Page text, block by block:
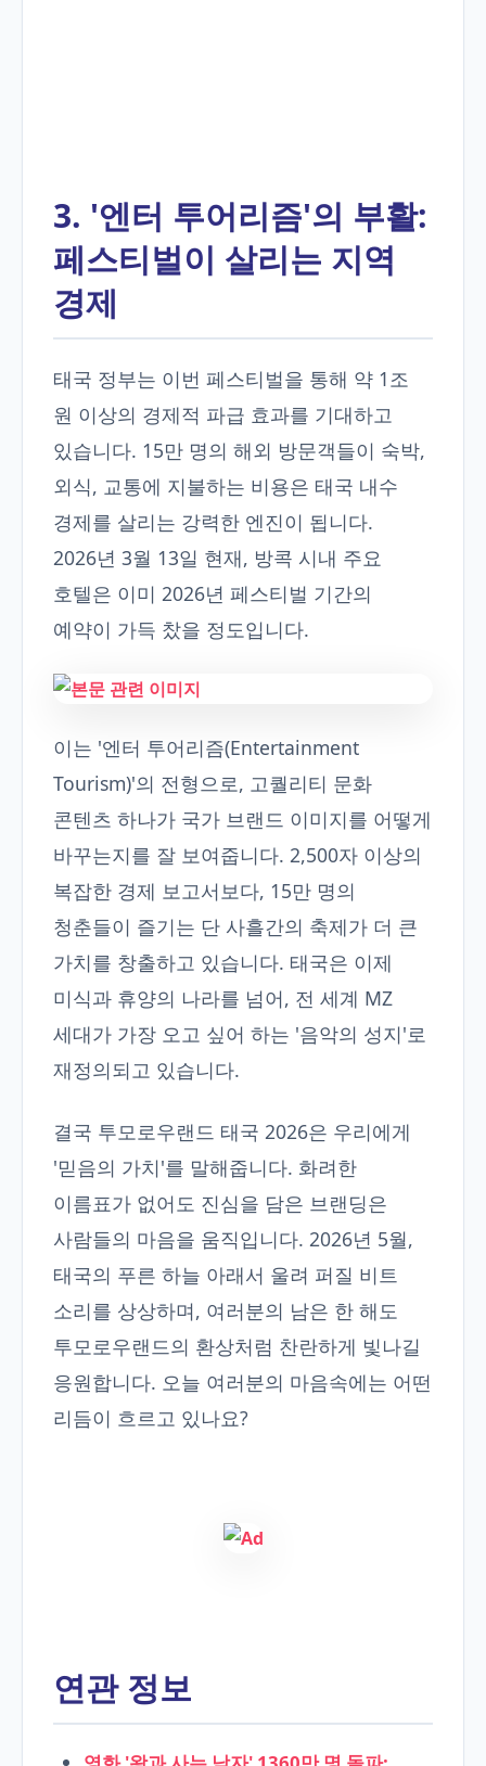
3. '엔터 투어리즘'의 부활:
페스티벌이 살리는 지역
경제
태국 정부는 이번 페스티벌을 통해 약 1조
원 이상의 경제적 파급 효과를 기대하고
있습니다. 15만 명의 해외 방문객들이 숙박,
외식, 교통에 지불하는 비용은 태국 내수
경제를 살리는 강력한 엔진이 됩니다.
2026년 3월 13일 현재, 방콕 시내 주요
호텔은 이미 2026년 페스티벌 기간의
예약이 가득 찼을 정도입니다.
이는 '엔터 투어리즘(Entertainment
Tourism)'의 전형으로, 고퀄리티 문화
콘텐츠 하나가 국가 브랜드 이미지를 어떻게
바꾸는지를 잘 보여줍니다. 2,500자 이상의
복잡한 경제 보고서보다, 15만 명의
청춘들이 즐기는 단 사흘간의 축제가 더 큰
가치를 창출하고 있습니다. 태국은 이제
미식과 휴양의 나라를 넘어, 전 세계 MZ
세대가 가장 오고 싶어 하는 '음악의 성지'로
재정의되고 있습니다.
결국 투모로우랜드 태국 2026은 우리에게
'믿음의 가치'를 말해줍니다. 화려한
이름표가 없어도 진심을 담은 브랜딩은
사람들의 마음을 움직입니다. 2026년 5월,
태국의 푸른 하늘 아래서 울려 퍼질 비트
소리를 상상하며, 여러분의 남은 한 해도
투모로우랜드의 환상처럼 찬란하게 빛나길
응원합니다. 오늘 여러분의 마음속에는 어떤
리듬이 흐르고 있나요?
연관 정보